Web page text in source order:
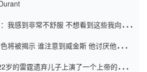
我感到非常不舒服 不想看到这些我向他
将被揭示 谁注意到威金斯 他讨厌他的老
岁的雷霆遗弃儿子上演了一个上帝的剧